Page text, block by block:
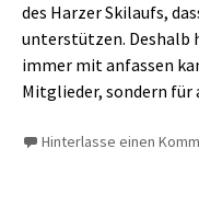
des Harzer Skilaufs,
unterstützen. Deshalb
immer mit anfassen
Mitglieder, sondern für
Hinterlasse einen